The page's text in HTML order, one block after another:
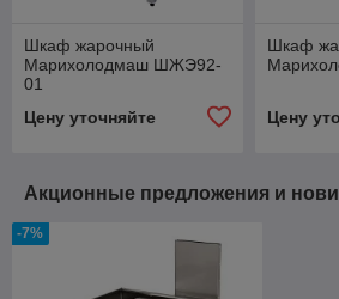
Шкаф жарочный
Марихолодмаш ШЖЭ92-
01
Цену уточняйте
Шкаф
Цену
Акционные предложения и
-7%